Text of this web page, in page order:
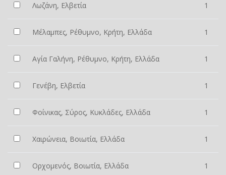
Λωζάνη, Ελβετία 1
Μέλαμπες, Ρέθυμνο, Κρήτη, Ελλάδα 1
Αγία Γαλήνη, Ρέθυμνο, Κρήτη, Ελλάδα 1
Γενέβη, Ελβετία 1
Φοίνικας, Σύρος, Κυκλάδες, Ελλάδα 1
Χαιρώνεια, Βοιωτία, Ελλάδα 1
Ορχομενός, Βοιωτία, Ελλάδα 1